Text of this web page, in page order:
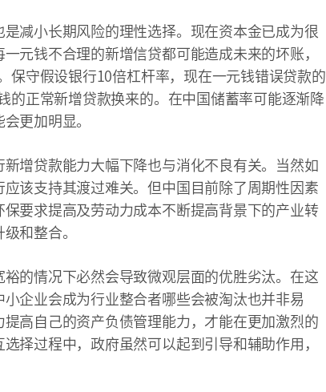
减小长期风险的理性选择。现在资本金已成为很
元钱不合理的新增信贷都可能造成未来的坏账，
保守假设银行10倍杠杆率，现在一元钱错误贷款的
的正常新增贷款换来的。在中国储蓄率可能逐渐降
更加明显。
增贷款能力大幅下降也与消化不良有关。当然如
该支持其渡过难关。但中国目前除了周期性因素
要求提高及劳动力成本不断提高背景下的产业转
和整合。
的情况下必然会导致微观层面的优胜劣汰。在这
企业会成为行业整合者哪些会被淘汰也并非易
高自己的资产负债管理能力，才能在更加激烈的
择过程中，政府虽然可以起到引导和辅助作用，